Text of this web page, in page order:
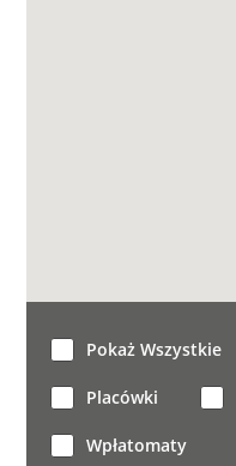
Pokaż Wszystkie
Placówki
Wpłatomaty